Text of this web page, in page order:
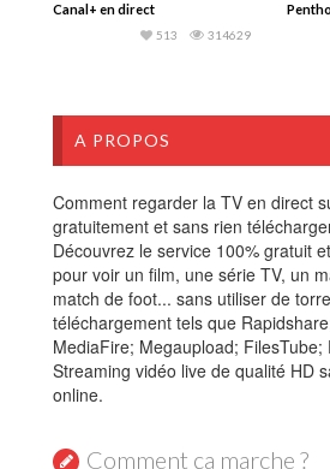
Canal+ en direct
314629
513
A PROPOS
Comment regarder la TV en direct
gratuitement et sans rien
Découvrez le service 100% gratuit
pour voir un film, une série TV, un
match de foot... sans utiliser de
téléchargement tels que
MediaFire; Megaupload; FilesTube;
Streaming vidéo live de qualité HD
online.
Comment ça marche ?